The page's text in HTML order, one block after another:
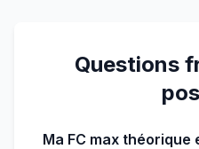
Questions
Ma FC max théorique